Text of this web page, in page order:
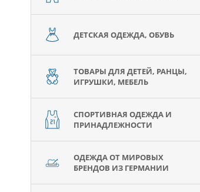
ДЕТСКАЯ ОДЕЖДА, ОБУВЬ
ТОВАРЫ ДЛЯ ДЕТЕЙ, РАНЦЫ,
ИГРУШКИ, МЕБЕЛЬ
СПОРТИВНАЯ ОДЕЖДА И
ПРИНАДЛЕЖНОСТИ
ОДЕЖДА ОТ МИРОВЫХ
БРЕНДОВ ИЗ ГЕРМАНИИ